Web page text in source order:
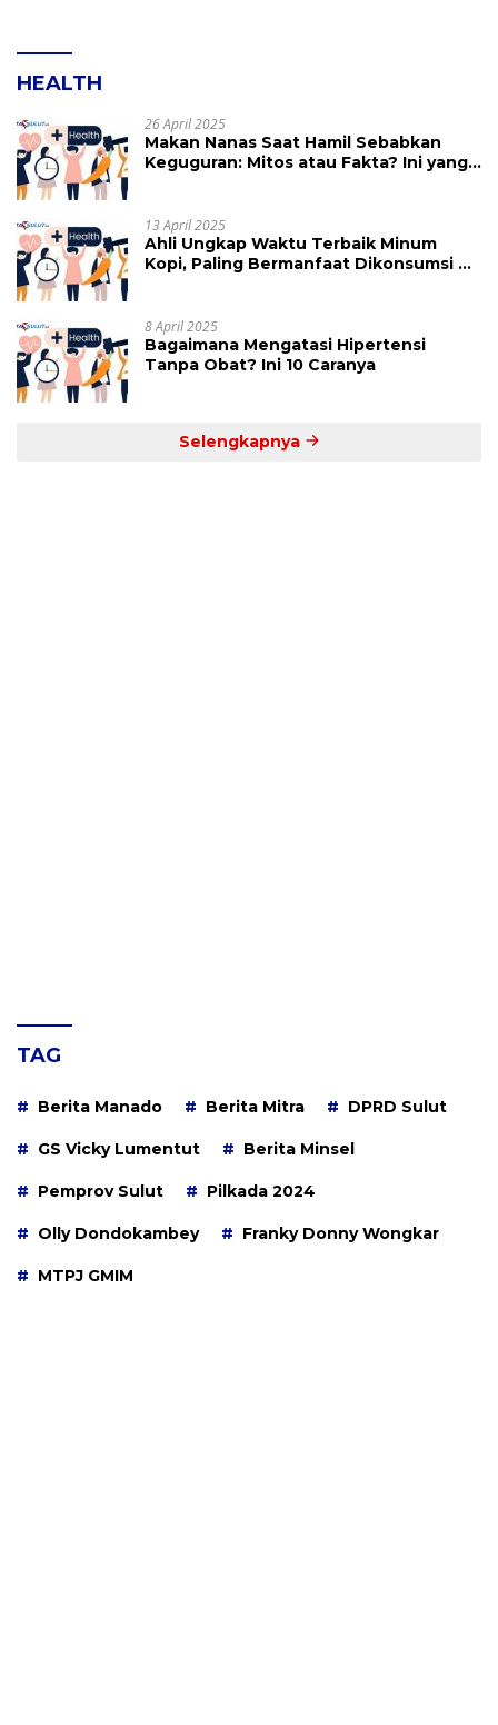
HEALTH
26 April 2025
Makan Nanas Saat Hamil Sebabkan
Keguguran: Mitos atau Fakta? Ini yang
13 April 2025
Ahli Ungkap Waktu Terbaik Minum
Kopi, Paling Bermanfaat Dikonsumsi di
8 April 2025
Bagaimana Mengatasi Hipertensi
Tanpa Obat? Ini 10 Caranya
Selengkapnya
TAG
Berita Manado Berita Mitra DPRD Sulut
GS Vicky Lumentut Berita Minsel
Pemprov Sulut Pilkada 2024
Olly Dondokambey Franky Donny Wongkar
MTPJ GMIM